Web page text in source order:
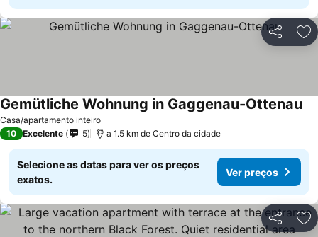
Partilhar
Casa/apartamento inteiro
Gemütliche Wohnung in Gaggenau-Ottenau
10 Excelente 5 a 1.5 km de Centro da cidade
Selecione as datas para ver os preços
exatos.
Ver preços
Partilhar